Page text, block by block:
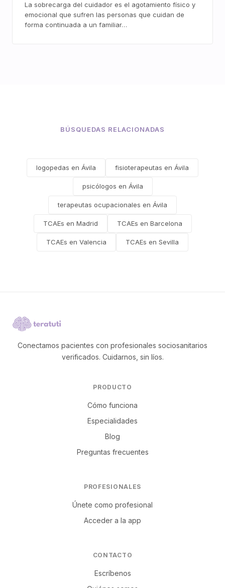
La sobrecarga del cuidador es el agotamiento físico y
emocional que sufren las personas que cuidan de
forma continuada a un familiar…
BÚSQUEDAS RELACIONADAS
logopedas en Ávila fisioterapeutas en Ávila
psicólogos en Ávila
terapeutas ocupacionales en Ávila
TCAEs en Madrid TCAEs en Barcelona
TCAEs en Valencia TCAEs en Sevilla
Conectamos pacientes con profesionales sociosanitarios
verificados. Cuidarnos, sin líos.
PRODUCTO
Cómo funciona
Especialidades
Blog
Preguntas frecuentes
PROFESIONALES
Únete como profesional
Acceder a la app
CONTACTO
Escríbenos